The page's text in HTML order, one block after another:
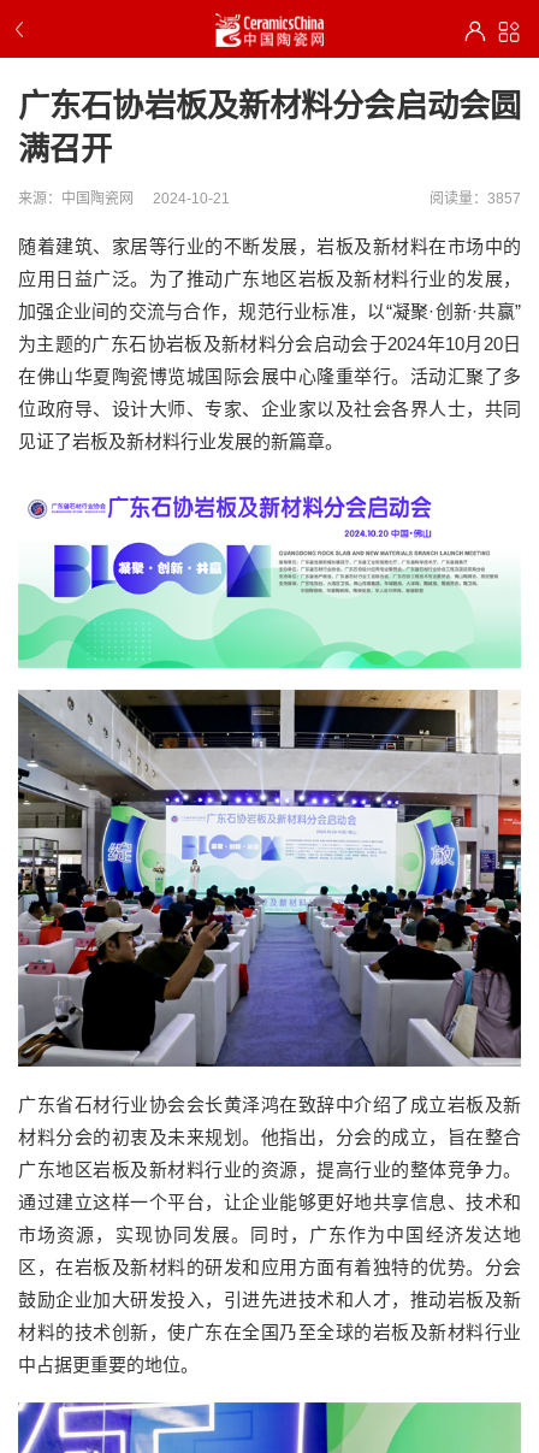
广东石协岩板及新材料分会启动会圆
满召开
来源：中国陶瓷网 2024-10-21 阅读量：3857
随着建筑、家居等行业的不断发展，岩板及新材料在市场中的
应用日益广泛。为了推动广东地区岩板及新材料行业的发展，
加强企业间的交流与合作，规范行业标准，以“凝聚·创新·共赢”
为主题的广东石协岩板及新材料分会启动会于2024年10月20日
在佛山华夏陶瓷博览城国际会展中心隆重举行。活动汇聚了多
位政府导、设计大师、专家、企业家以及社会各界人士，共同
见证了岩板及新材料行业发展的新篇章。
广东省石材行业协会会长黄泽鸿在致辞中介绍了成立岩板及新
材料分会的初衷及未来规划。他指出，分会的成立，旨在整合
广东地区岩板及新材料行业的资源，提高行业的整体竞争力。
通过建立这样一个平台，让企业能够更好地共享信息、技术和
市场资源，实现协同发展。同时，广东作为中国经济发达地
区，在岩板及新材料的研发和应用方面有着独特的优势。分会
鼓励企业加大研发投入，引进先进技术和人才，推动岩板及新
材料的技术创新，使广东在全国乃至全球的岩板及新材料行业
中占据更重要的地位。